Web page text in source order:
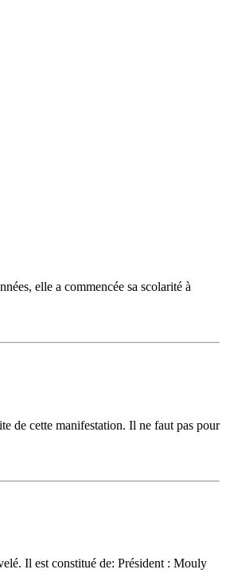
elle a commencée sa scolarité à
de cette manifestation. Il ne faut pas pour
Il est constitué de: Président : Mouly